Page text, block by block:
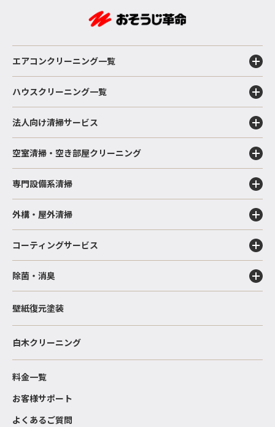
エアコンクリーニング一覧
ハウスクリーニング一覧
法人向け清掃サービス
空室清掃・空き部屋クリーニング
専門設備系清掃
外構・屋外清掃
コーティングサービス
除菌・消臭
壁紙復元塗装
白木クリーニング
料金一覧
お客様サポート
よくあるご質問